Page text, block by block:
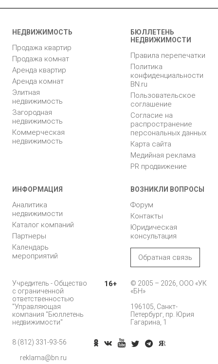
НЕДВИЖИМОСТЬ
Продажа квартир
Продажа комнат
Аренда квартир
Аренда комнат
Элитная
недвижимость
Загородная
недвижимость
Коммерческая
недвижимость
БЮЛЛЕТЕНЬ
НЕДВИЖИМОСТИ
Правила перепечатки
Политика
конфиденциальности
BN.ru
Пользовательское
соглашение
Согласие на
распространение
персональных данных
Карта сайта
Медийная реклама
PR продвижение
ИНФОРМАЦИЯ
Аналитика
недвижимости
Каталог компаний
Партнеры
Календарь
мероприятий
ВОЗНИКЛИ ВОПРОСЫ
Форум
Контакты
Юридическая
консультация
Обратная связь
Учредитель - Общество
с ограниченной
ответственностью
"Управляющая
компания "Бюллетень
недвижимости"
16+
© 2005 – 2026, ООО «УК
«БН»
196105, Санкт-
Петербург, пр. Юрия
Гагарина, 1
8 (812) 331-93-56
reklama@bn.ru